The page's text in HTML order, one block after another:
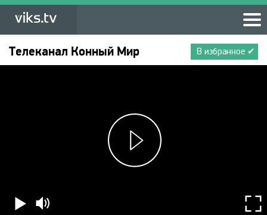
В избранное ✔
Телеканал Конный Мир